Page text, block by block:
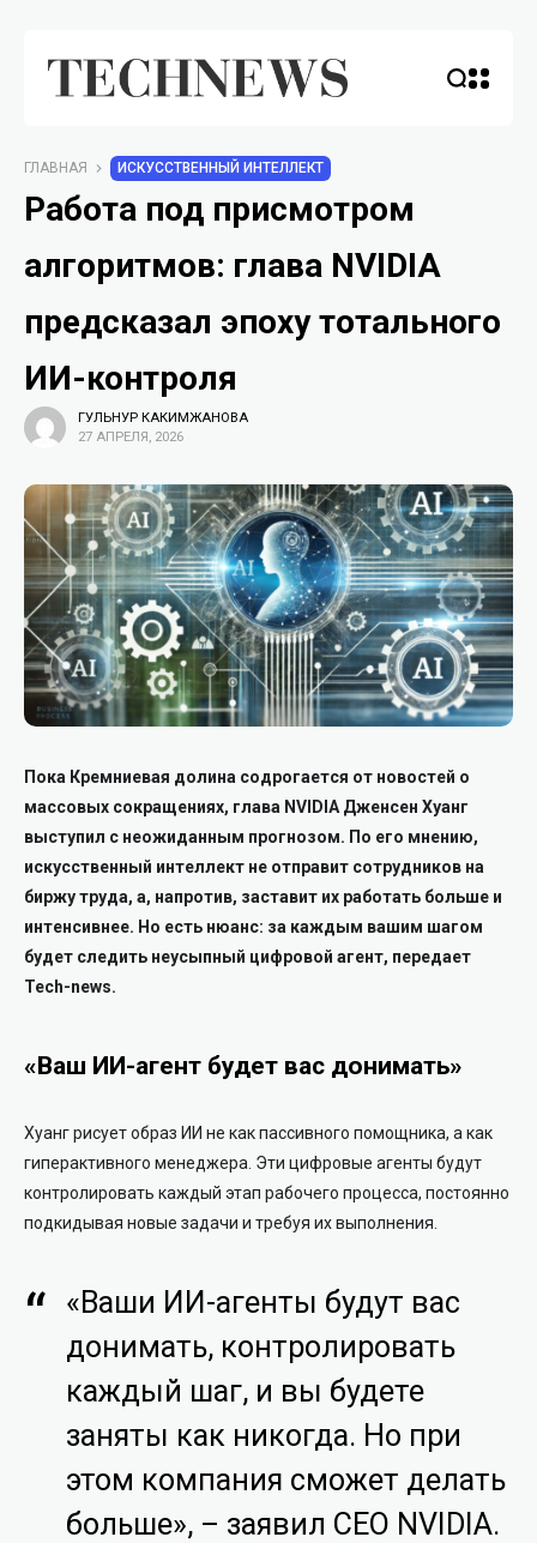
ГЛАВНАЯ ИСКУССТВЕННЫЙ ИНТЕЛЛЕКТ
Работа под присмотром
алгоритмов: глава NVIDIA
предсказал эпоху тотального
ИИ-контроля
ГУЛЬНУР КАКИМЖАНОВА
27 АПРЕЛЯ, 2026
Пока Кремниевая долина содрогается от новостей о
массовых сокращениях, глава NVIDIA Дженсен Хуанг
выступил с неожиданным прогнозом. По его мнению,
искусственный интеллект не отправит сотрудников на
биржу труда, а, напротив, заставит их работать больше и
интенсивнее. Но есть нюанс: за каждым вашим шагом
будет следить неусыпный цифровой агент, передает
Tech-news.
«Ваш ИИ-агент будет вас донимать»
Хуанг рисует образ ИИ не как пассивного помощника, а как
гиперактивного менеджера. Эти цифровые агенты будут
контролировать каждый этап рабочего процесса, постоянно
подкидывая новые задачи и требуя их выполнения.
«Ваши ИИ-агенты будут вас
донимать, контролировать
каждый шаг, и вы будете
заняты как никогда. Но при
этом компания сможет делать
больше», – заявил CEO NVIDIA.